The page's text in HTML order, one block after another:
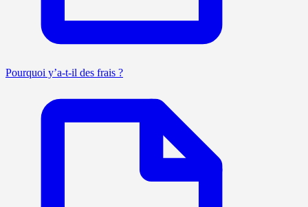
Pourquoi y’a-t-il des frais ?